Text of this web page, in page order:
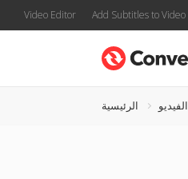
Video Editor Add Subtitles to Video
الرئيسية